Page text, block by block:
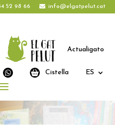
52 98 66 info@elgatpelut.cat
Actualigato
Cistella ES